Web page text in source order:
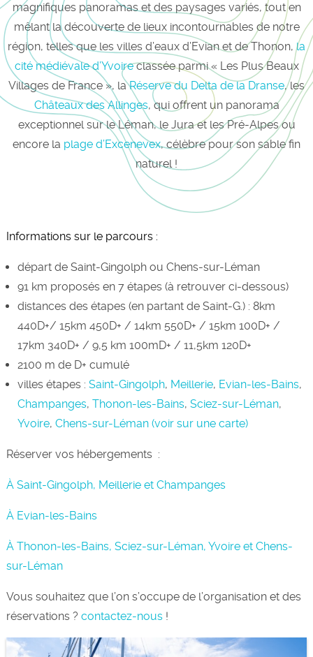
magnifiques panoramas et des paysages variés, tout en
mêlant la découverte de lieux incontournables de notre
région, telles que les villes d’eaux d’Evian et de Thonon,la
cité médiévale d’Yvoireclassée parmi « Les Plus Beaux
Villages de France », laRéserve du Delta de la Dranse, les
Châteaux des Allinges, qui offrent un panorama
exceptionnel sur le Léman, le Jura et les Pré-Alpes ou
encore la plage d’Excenevex, célèbre pour son sable fin
naturel !
Informations sur le parcours :
départ de Saint-Gingolph ou Chens-sur-Léman
91 km proposés en 7 étapes (à retrouver ci-dessous)
distances des étapes (en partant de Saint-G.) : 8km
440D+/ 15km 450D+ / 14km 550D+ / 15km 100D+ /
17km 340D+ / 9,5 km 100mD+ / 11,5km 120D+
2100 m de D+ cumulé
villes étapes : Saint-Gingolph, Meillerie, Evian-les-Bains,
Champanges, Thonon-les-Bains, Sciez-sur-Léman,
Yvoire, Chens-sur-Léman (voir sur une carte)
Réserver vos hébergements :
À Saint-Gingolph, Meillerie et Champanges
À Evian-les-Bains
À Thonon-les-Bains, Sciez-sur-Léman, Yvoire et Chens-
sur-Léman
Vous souhaitez que l’on s’occupe de l’organisation et des
réservations ? contactez-nous!